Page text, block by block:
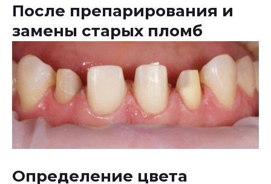
После препарирования и
замены старых пломб
Определение цвета